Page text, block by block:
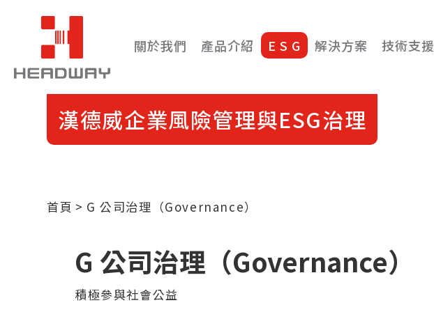
關於我們 產品介紹 E S G 解決方案 技術支援
漢德威企業風險管理與ESG治理
首頁 G 公司治理（Governance）
G 公司治理（Governance）
積極參與社會公益